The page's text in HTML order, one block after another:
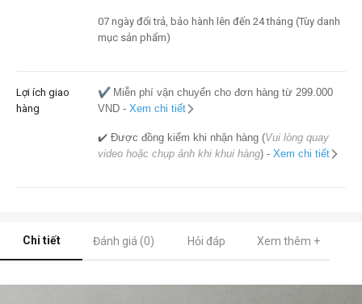
07 ngày đổi trả, bảo hành lên đến 24 tháng (Tùy danh
mục sản phẩm)
Lợi ích giao
hàng
✔️ Miễn phí vận chuyển cho đơn hàng từ 299.000
VND - Xem chi tiết
✔️ Được đồng kiểm khi nhận hàng (Vui lòng quay
video hoặc chụp ảnh khi khui hàng) - Xem chi tiết
Chi tiết Đánh giá (0) Hỏi đáp Xem thêm +